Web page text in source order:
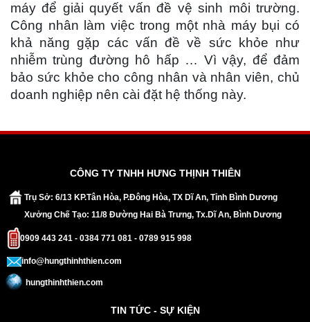
máy để giải quyết vấn đề vệ sinh môi trường.
Công nhân làm việc trong một nhà máy bụi có
khả năng gặp các vấn đề về sức khỏe như
nhiễm trùng đường hô hấp … Vì vậy, để đảm
bảo sức khỏe cho công nhân và nhân viên, chủ
doanh nghiệp nên cài đặt hệ thống này.
CÔNG TY TNHH HƯNG THỊNH THIÊN
Trụ Sở: 6/13 KP.Tân Hòa, P.Đông Hòa, TX Dĩ An, Tỉnh Bình Dương
Xưởng Chế Tạo: 11/8 Đường Hai Bà Trưng, Tx.Dĩ An, Bình Dương
0909 443 241 - 0384 771 081 - 0789 915 998
info@hungthinhthien.com
hungthinhthien.com
TIN TỨC - SỰ KIỆN